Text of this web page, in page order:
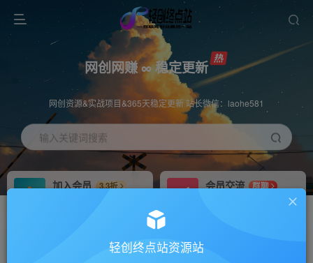
网创网赚 ∞ 稳定更新
网创资源&实战项目&365天稳定更新 站长微信：laohe581
输入关键词搜索
加入会员
3.3折
会员交流
群聊
推广返佣高达70%轻创终点站资源站